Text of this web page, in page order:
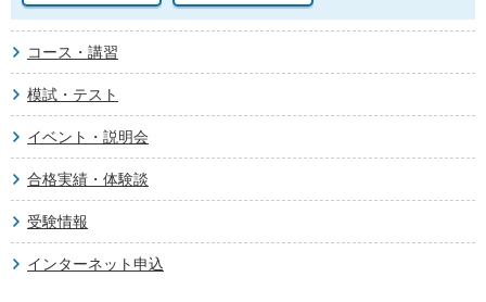
コース・講習
模試・テスト
イベント・説明会
合格実績・体験談
受験情報
インターネット申込